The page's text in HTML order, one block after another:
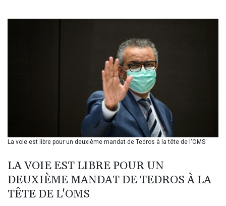
BMD 1.156136
BOB 13.69983
BRL 5.876989
BSD 1.152686
BTN 109.688637
BWP 15.558807
BYN 3.432357
BYR 22660.258427
BZD 2.318271
CAD 1.612983
CDF 2615.761404
CLF 0.026829
CLP 1055.916879
La voie est libre pour un deuxième mandat de Tedros à la tête de l'OMS
LA VOIE EST LIBRE POUR UN
DEUXIÈME MANDAT DE TEDROS À LA
TÊTE DE L'OMS